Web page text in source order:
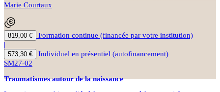
Marie Courtaux
819,00 €
Formation continue (financée par votre institution)
|
573,30 €
Individuel en présentiel (autofinancement)
SM27-02
Traumatismes autour de la naissance